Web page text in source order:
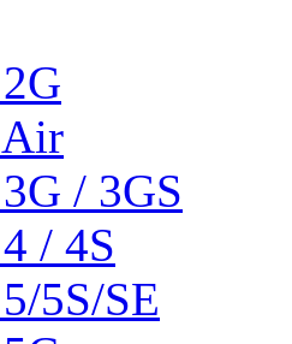
/ 3GS
/ 4S
5S/SE